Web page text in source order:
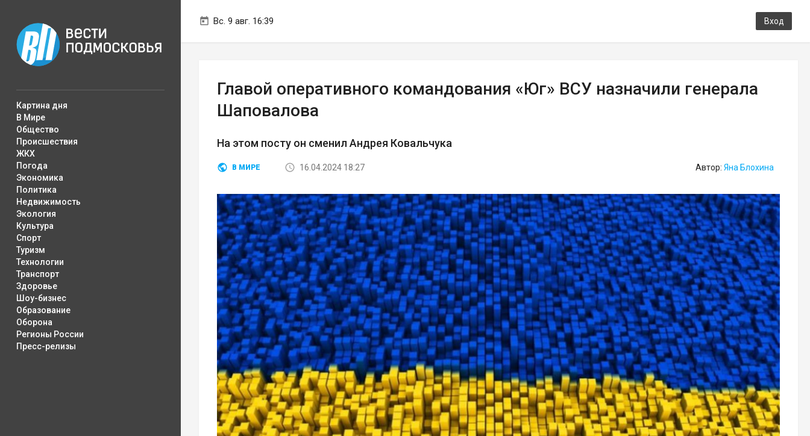
Вс. 9 авг. 16:39 Вход
Картина дня
В Мире
Общество
Происшествия
ЖКХ
Погода
Экономика
Политика
Недвижимость
Экология
Культура
Спорт
Туризм
Технологии
Транспорт
Здоровье
Шоу-бизнес
Образование
Оборона
Регионы России
Пресс-релизы
Главой оперативного командования «Юг» ВСУ назначили генерала
Шаповалова
На этом посту он сменил Андрея Ковальчука
В МИРЕ 16.04.2024 18:27 Автор: Яна Блохина